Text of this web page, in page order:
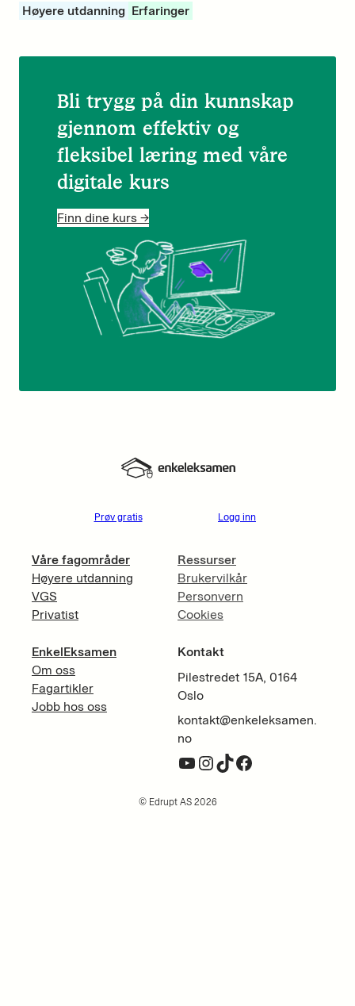
Høyere utdanning Erfaringer
Bli trygg på din kunnskap
gjennom effektiv og
fleksibel læring med våre
digitale kurs
Finn dine kurs ->
Prøv gratis Logg inn
Våre fagområder
Høyere utdanning
VGS
Privatist
EnkelEksamen
Om oss
Fagartikler
Jobb hos oss
Ressurser
Brukervilkår
Personvern
Cookies
Kontakt
Pilestredet 15A, 0164
Oslo
kontakt@enkeleksamen.
no
YouTube InstagramTikTok Facebook
© Edrupt AS 2026